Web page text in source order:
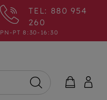
TEL: 880 954
260
PN-PT 8:30-16:30